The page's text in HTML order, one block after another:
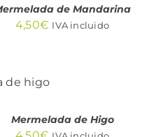
de Mandarina
4,50€ IVA incluido
/
Mermelada de Higo